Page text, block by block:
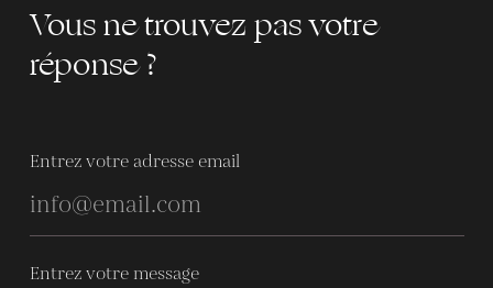
Vous ne trouvez pas votre
réponse ?
Entrez votre adresse email
Entrez votre message